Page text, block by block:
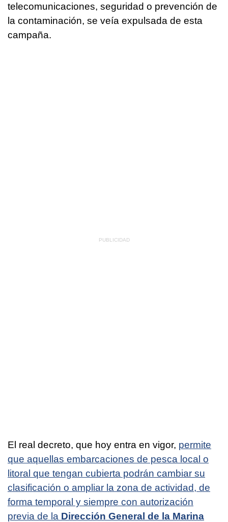
telecomunicaciones, seguridad o prevención de
la contaminación, se veía expulsada de esta
campaña.
El real decreto, que hoy entra en vigor, permite
que aquellas embarcaciones de pesca local o
litoral que tengan cubierta podrán cambiar su
clasificación o ampliar la zona de actividad, de
forma temporal y siempre con autorización
previa de la Dirección General de la Marina